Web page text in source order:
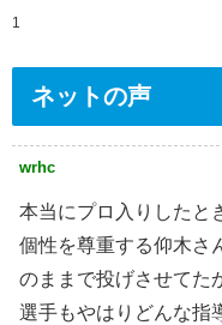
1
ネットの声
wrhc
本当にプロ入りしたと
個性を尊重する仰木さ
のままで投げさせてた
選手もやはりどんな指